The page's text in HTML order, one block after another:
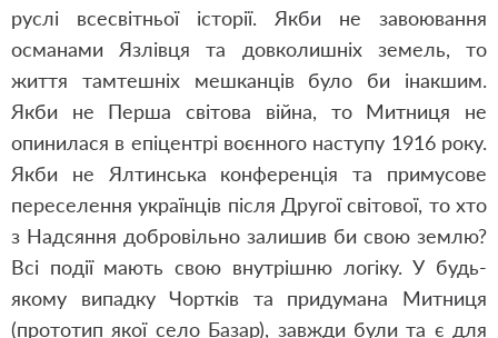
руслі всесвітньої історії. Якби не завоювання
османами Язлівця та довколишніх земель, то
життя тамтешніх мешканців було би інакшим.
Якби не Перша світова війна, то Митниця не
опинилася в епіцентрі воєнного наступу 1916 року.
Якби не Ялтинська конференція та примусове
переселення українців після Другої світової, то хто
з Надсяння добровільно залишив би свою землю?
Всі події мають свою внутрішню логіку. У будь-
якому випадку Чортків та придумана Митниця
(прототип якої село Базар), завжди були та є для